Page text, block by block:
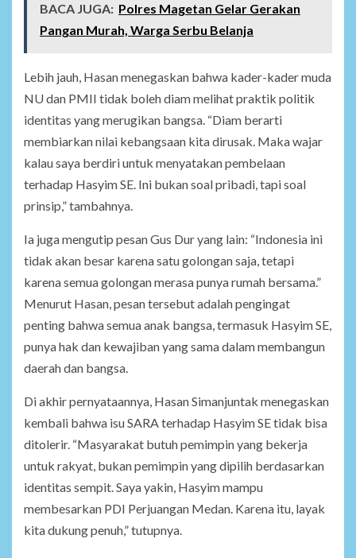
BACA JUGA: Polres Magetan Gelar Gerakan
Pangan Murah, Warga Serbu Belanja
Lebih jauh, Hasan menegaskan bahwa kader-kader muda
NU dan PMII tidak boleh diam melihat praktik politik
identitas yang merugikan bangsa. “Diam berarti
membiarkan nilai kebangsaan kita dirusak. Maka wajar
kalau saya berdiri untuk menyatakan pembelaan
terhadap Hasyim SE. Ini bukan soal pribadi, tapi soal
prinsip,” tambahnya.
Ia juga mengutip pesan Gus Dur yang lain: “Indonesia ini
tidak akan besar karena satu golongan saja, tetapi
karena semua golongan merasa punya rumah bersama.”
Menurut Hasan, pesan tersebut adalah pengingat
penting bahwa semua anak bangsa, termasuk Hasyim SE,
punya hak dan kewajiban yang sama dalam membangun
daerah dan bangsa.
Di akhir pernyataannya, Hasan Simanjuntak menegaskan
kembali bahwa isu SARA terhadap Hasyim SE tidak bisa
ditolerir. “Masyarakat butuh pemimpin yang bekerja
untuk rakyat, bukan pemimpin yang dipilih berdasarkan
identitas sempit. Saya yakin, Hasyim mampu
membesarkan PDI Perjuangan Medan. Karena itu, layak
kita dukung penuh,” tutupnya.